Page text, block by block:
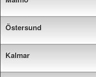
Östersund
Kalmar